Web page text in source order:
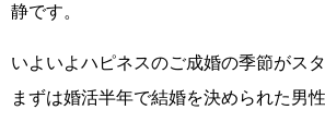
静です。
いよいよハピネスのご成婚の季節がス
まずは婚活半年で結婚を決められた男性